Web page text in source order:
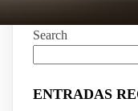
Search
ENTRADAS